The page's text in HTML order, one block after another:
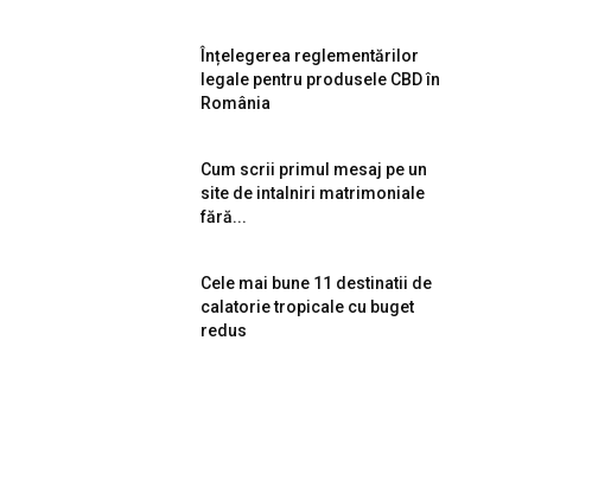
Înțelegerea reglementărilor
legale pentru produsele CBD în
România
Cum scrii primul mesaj pe un
site de intalniri matrimoniale
fără...
Cele mai bune 11 destinatii de
calatorie tropicale cu buget
redus